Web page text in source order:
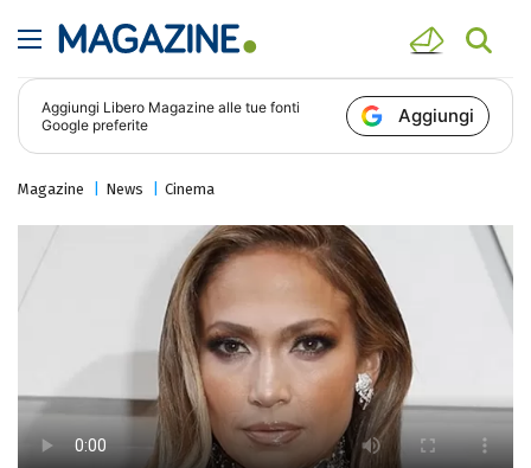
Aggiungi Libero Magazine alle tue fonti
Google preferite
Aggiungi
Magazine News Cinema